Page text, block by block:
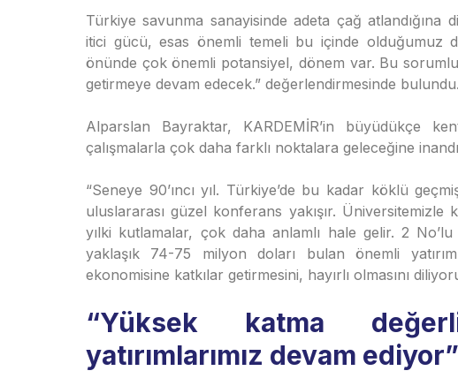
Türkiye savunma sanayisinde adeta çağ atlandığına
itici gücü, esas önemli temeli bu içinde olduğumuz
önünde çok önemli potansiyel, dönem var. Bu
getirmeye devam edecek.” değerlendirmesinde bulundu.
Alparslan Bayraktar, KARDEMİR’in büyüdükçe
çalışmalarla çok daha farklı noktalara geleceğine
“Seneye 90’ıncı yıl. Türkiye’de bu kadar köklü
uluslararası güzel konferans yakışır.
yılki kutlamalar, çok daha anlamlı hale gelir. 2
yaklaşık 74-75 milyon doları bulan önemli
ekonomisine katkılar getirmesini, hayırlı olmasını
“Yüksek katma
yatırımlarımız devam ediyor”